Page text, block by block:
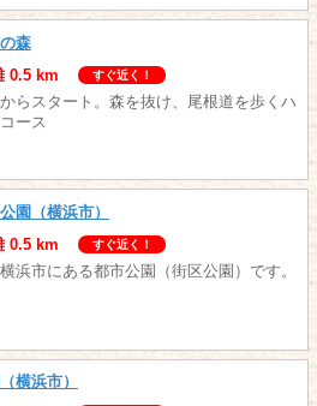
森
0.5 km
すぐ近く！
らスタート。森を抜け、尾根道を歩くハ
ース
園（横浜市）
0.5 km
すぐ近く！
浜市にある都市公園（街区公園）です。
横浜市）